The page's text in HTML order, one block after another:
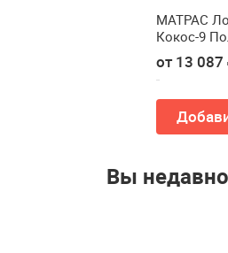
МАТРАС
Кокос-9
80/
BABY
от 13 087
Вы